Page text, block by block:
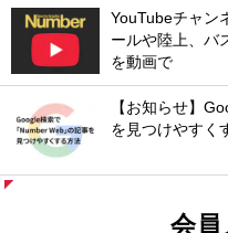
YouTubeチャン
ールや陸上、バ
を動画で
【お知らせ】
を見つけやすく
会